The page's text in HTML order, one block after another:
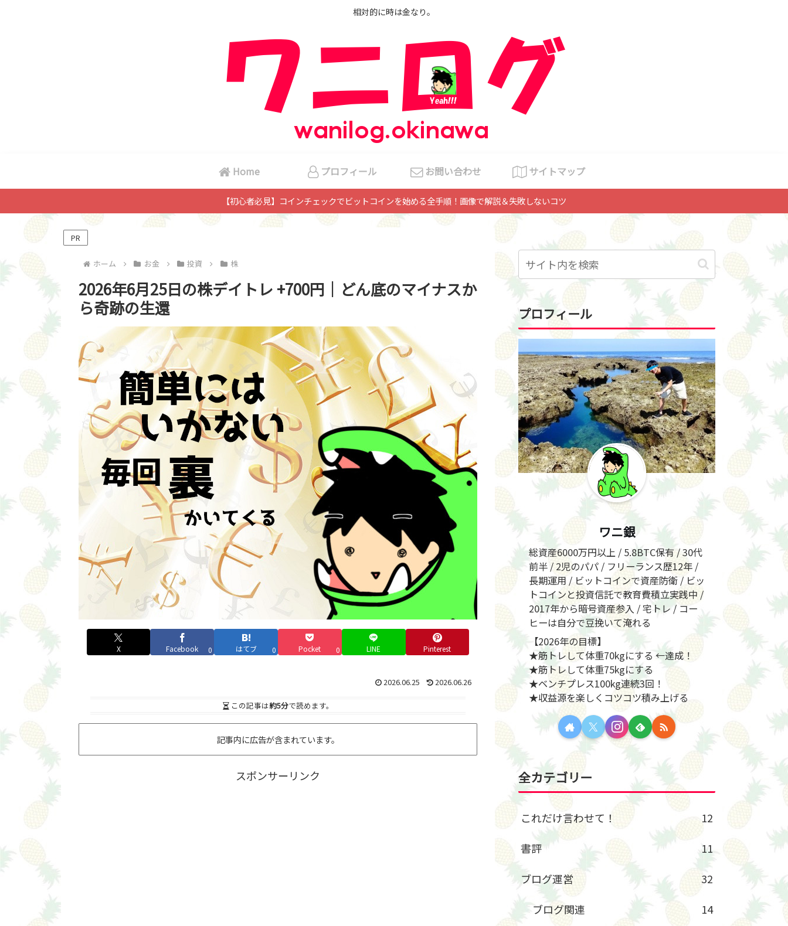
相対的に時は金なり。
Home プロフィール お問い合わせ サイトマップ
【初心者必見】コインチェックでビットコインを始める全手順！画像で解説＆失敗しないコツ
PR
ホーム お金 投資 株
2026年6月25日の株デイトレ +700円｜どん底のマイナスか
ら奇跡の生還
X Facebook 0 はてブ 0 Pocket 0 LINE Pinterest
2026.06.25 2026.06.26
この記事は約5分で読めます。
記事内に広告が含まれています。
スポンサーリンク
プロフィール
ワニ銀
総資産6000万円以上 / 5.8BTC保有 / 30代
前半 / 2児のパパ / フリーランス歴12年 /
長期運用 / ビットコインで資産防衛 / ビッ
トコインと投資信託で教育費積立実践中 /
2017年から暗号資産参入 / 宅トレ / コー
ヒーは自分で豆挽いて淹れる
【2026年の目標】
★筋トレして体重70kgにする ←達成！
★筋トレして体重75kgにする
★ベンチプレス100kg連続3回！
★収益源を楽しくコツコツ積み上げる
全カテゴリー
これだけ言わせて！
12
書評
11
ブログ運営
32
ブログ関連
14